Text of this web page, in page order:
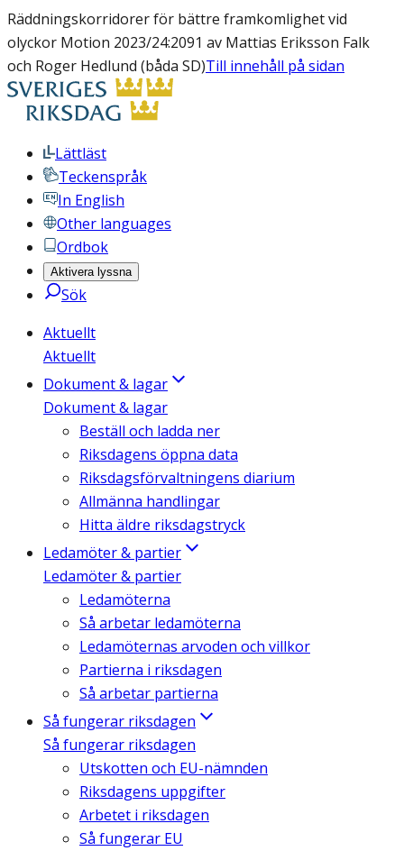
Räddningskorridorer för bättre framkomlighet vid
olyckor Motion 2023/24:2091 av Mattias Eriksson Falk
och Roger Hedlund (båda SD)Till innehåll på sidan
Lättläst
Teckenspråk
In English
Other languages
Ordbok
Aktivera lyssna
Sök
Aktuellt
Aktuellt
Dokument & lagar
Dokument & lagar
Beställ och ladda ner
Riksdagens öppna data
Riksdagsförvaltningens diarium
Allmänna handlingar
Hitta äldre riksdagstryck
Ledamöter & partier
Ledamöter & partier
Ledamöterna
Så arbetar ledamöterna
Ledamöternas arvoden och villkor
Partierna i riksdagen
Så arbetar partierna
Så fungerar riksdagen
Så fungerar riksdagen
Utskotten och EU-nämnden
Riksdagens uppgifter
Arbetet i riksdagen
Så fungerar EU